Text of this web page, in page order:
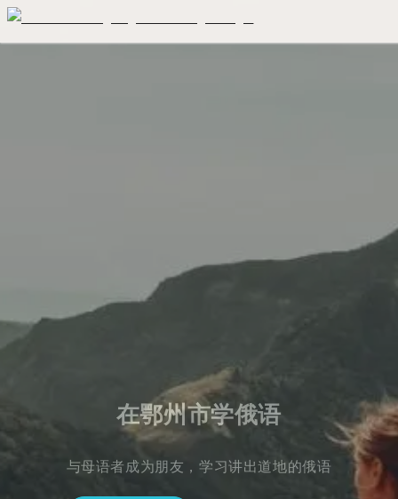
在鄂州市学俄语
与母语者成为朋友，学习讲出道地的俄语